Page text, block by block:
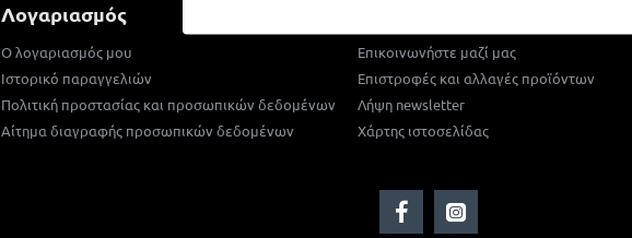
Λογαριασμός
Ο λογαριασμός μου
Ιστορικό παραγγελιών
Πολιτική προστασίας και προσωπικών δεδομένων
Αίτημα διαγραφής προσωπικών δεδομένων
Επικοινωνήστε μαζί μας
Επιστροφές και αλλαγές προϊόντων
Λήψη newsletter
Χάρτης ιστοσελίδας